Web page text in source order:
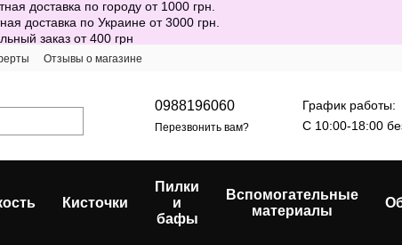
доставка по городу от 1000 грн.
доставка по Украине от 3000 грн.
заказ от 400 грн
Отзывы о магазине
0988196060
Перезвонить вам?
График работы:
С 10:00-18:00
Кисточки
Пилки
и
бафы
Вспомогательные
материалы